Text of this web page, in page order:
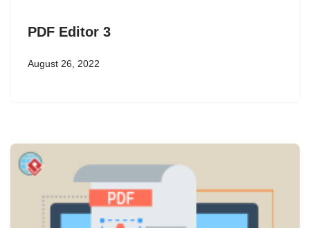
PDF Editor 3
August 26, 2022